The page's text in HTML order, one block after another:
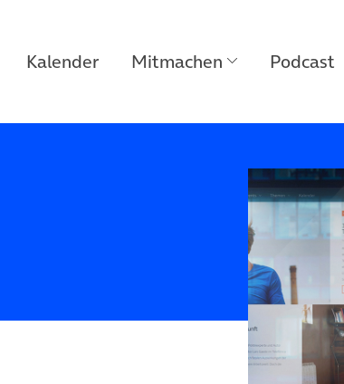
Kalender Mitmachen Podcast